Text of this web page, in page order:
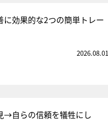
効果的な2つの簡単トレー
2026.08.01
→自らの信頼を犠牲にし